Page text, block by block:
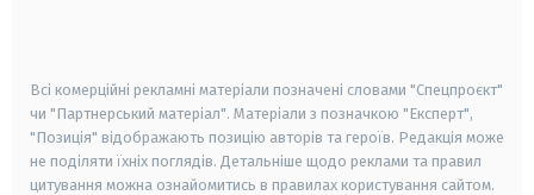
Всі комерційні рекламні матеріали позначені словами "Спецпроєкт"
чи "Партнерський матеріал". Матеріали з позначкою "Експерт",
"Позиція" відображають позицію авторів та героїв. Редакція може
не поділяти їхніх поглядів. Детальніше щодо реклами та правил
цитування можна ознайомитись в правилах користування сайтом.